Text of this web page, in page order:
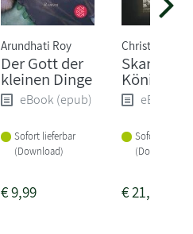
Arundhati Roy
Der Gott der
kleinen Dinge
eBook (epub)
Sofort lieferbar
(Download)
€9,99
Christopher
Skandal in
eBook
Sofort
(Download)
€21,99